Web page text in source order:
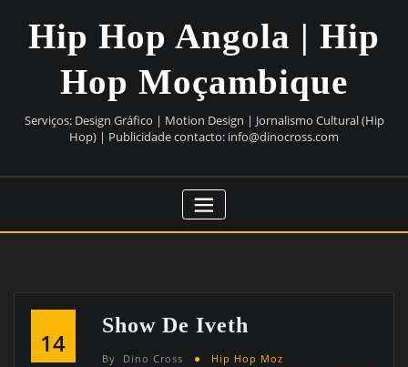
Hip Hop Angola | Hip
Hop Moçambique
Serviços: Design Gráfico | Motion Design | Jornalismo Cultural (Hip
Hop) | Publicidade contacto: info@dinocross.com
14
Show De Iveth
By Dino Cross Hip Hop Moz